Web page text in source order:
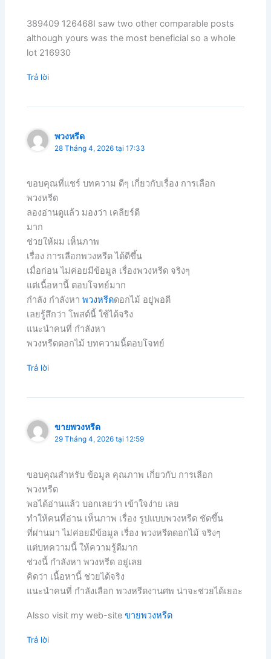
389409 126468I saw two other comparable posts
although yours was the most beneficial so a whole
lot 216930
Trả lời
พวงหรีด
28 Tháng 4, 2026 tại 17:33
ขอบคุณที่แชร์ บทความ ดีๆ เกี่ยวกับเรื่อง การเลือก
พวงหรีด
ลองอ่านดูแล้ว มองว่า เคลียร์ดี
มาก
ช่วยให้ผม เห็นภาพ
เรื่อง การเลือกพวงหรีด ได้ดีขึ้น
เมื่อก่อน ไม่ค่อยมีข้อมูล เรื่องพวงหรีด จริงๆ
แต่เนื้อหานี้ ตอบโจทย์มาก
กำลัง กำลังหาพวงหรีดดอกไม้ อยู่พอดี
เลยรู้สึกว่า โพสต์นี้ ใช้ได้จริง
แนะนำคนที่ กำลังหา
พวงหรีดดอกไม้ บทความนี้ตอบโจทย์
Trả lời
ขายพวงหรีด
29 Tháng 4, 2026 tại 12:59
ขอบคุณสำหรับ ข้อมูล คุณภาพ เกี่ยวกับ การเลือก
พวงหรีด
พอได้อ่านแล้ว บอกเลยว่า เข้าใจง่าย เลย
ทำให้คนที่อ่าน เห็นภาพ เรื่อง รูปแบบพวงหรีด ชัดขึ้น
ที่ผ่านมา ไม่ค่อยมีข้อมูล เรื่อง พวงหรีดดอกไม้ จริงๆ
แต่บทความนี้ ให้ความรู้ดีมาก
ช่วงนี้ กำลังหา พวงหรีด อยู่เลย
คิดว่า เนื้อหานี้ ช่วยได้จริง
แนะนำคนที่ กำลังเลือก พวงหรีดงานศพ น่าจะช่วยได้เยอะ
Alsso visit my web-siteขายพวงหรีด
Trả lời